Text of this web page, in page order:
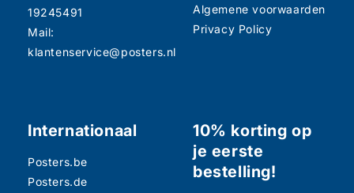
19245491
Mail:
klantenservice@posters.nl
Algemene voorwaarden
Privacy Policy
Internationaal
Posters.be
Posters.de
10% korting op
je eerste
bestelling!